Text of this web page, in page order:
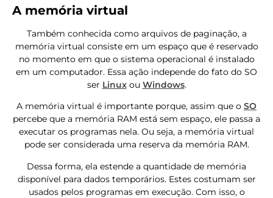
A memória virtual
Também conhecida como arquivos de paginação, a
memória virtual consiste em um espaço que é reservado
no momento em que o sistema operacional é instalado
em um computador. Essa ação independe do fato do SO
ser Linuxou Windows.
A memória virtual é importante porque, assim que o SO
percebe que a memória RAM está sem espaço, ele passa a
executar os programas nela. Ou seja, a memória virtual
pode ser considerada uma reserva da memória RAM.
Dessa forma, ela estende a quantidade de memória
disponível para dados temporários. Estes costumam ser
usados pelos programas em execução. Com isso, o